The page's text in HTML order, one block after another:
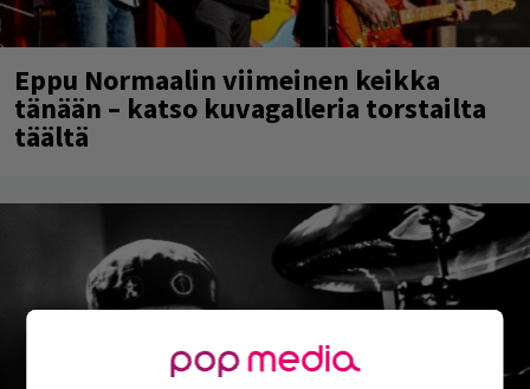
Eppu Normaalin viimeinen keikka
tänään – katso kuvagalleria torstailta
täältä